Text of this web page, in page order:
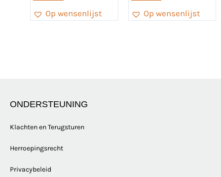
Op wensenlijst Op wensenlijst
ONDERSTEUNING
Klachten en Terugsturen
Herroepingsrecht
Privacybeleid